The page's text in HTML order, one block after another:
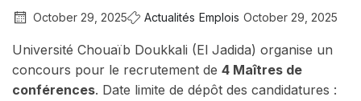
October 29, 2025 Actualités Emplois October 29, 2025
Université Chouaïb Doukkali (El Jadida) organise un
concours pour le recrutement de 4 Maîtres de
conférences. Date limite de dépôt des candidatures :